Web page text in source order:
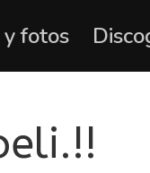
fotos